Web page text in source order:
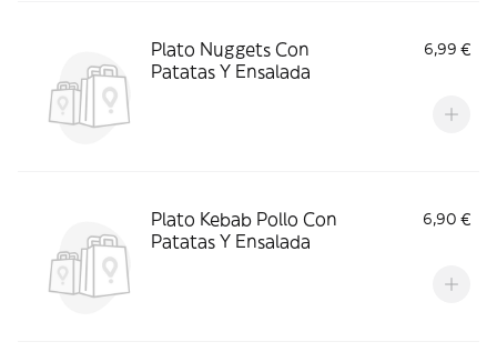
Plato Nuggets Con
Patatas Y Ensalada
6,99 €
Plato Kebab Pollo Con
Patatas Y Ensalada
6,90 €